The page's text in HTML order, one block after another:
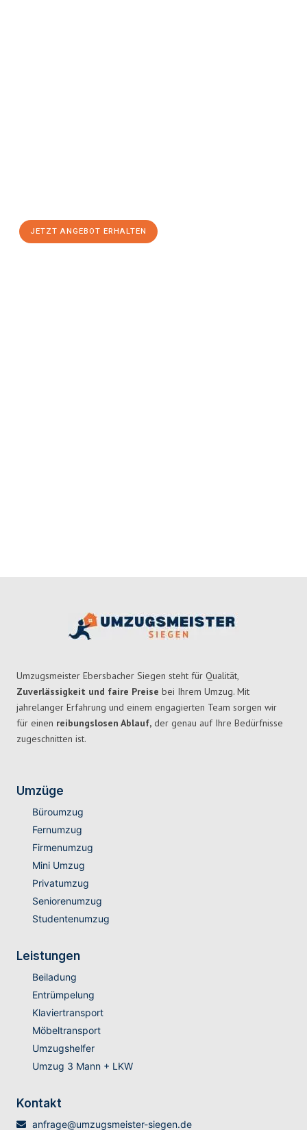
JETZT ANGEBOT ERHALTEN
Umzugsmeister Ebersbacher Siegen steht für Qualität,
Zuverlässigkeit und faire Preise bei Ihrem Umzug. Mit
jahrelanger Erfahrung und einem engagierten Team sorgen wir
für einen reibungslosen Ablauf, der genau auf Ihre Bedürfnisse
zugeschnitten ist.
Umzüge
Büroumzug
Fernumzug
Firmenumzug
Mini Umzug
Privatumzug
Seniorenumzug
Studentenumzug
Leistungen
Beiladung
Entrümpelung
Klaviertransport
Möbeltransport
Umzugshelfer
Umzug 3 Mann + LKW
Kontakt
anfrage@umzugsmeister-siegen.de